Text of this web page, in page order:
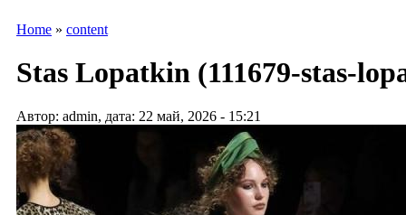
Home » content
Stas Lopatkin (111679-stas-
Автор: admin, дата: 22 май, 2026 - 15:21